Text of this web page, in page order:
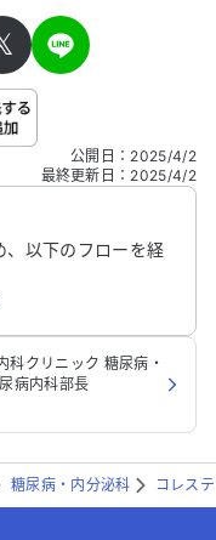
やご自身の病気の詳細な
公開日 ： 2025/4/2
最終更新日 ： 2025/4/2
、以下のフローを経
科クリニック 糖尿病・
病内科部長
糖尿病・内分泌科 コレス